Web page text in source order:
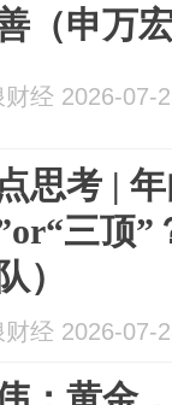
（申万
财经 2026-07-
思考 |
三顶”
）
财经 2026-07-